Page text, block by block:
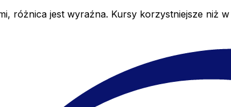
różnica jest wyraźna. Kursy korzystniejsze niż